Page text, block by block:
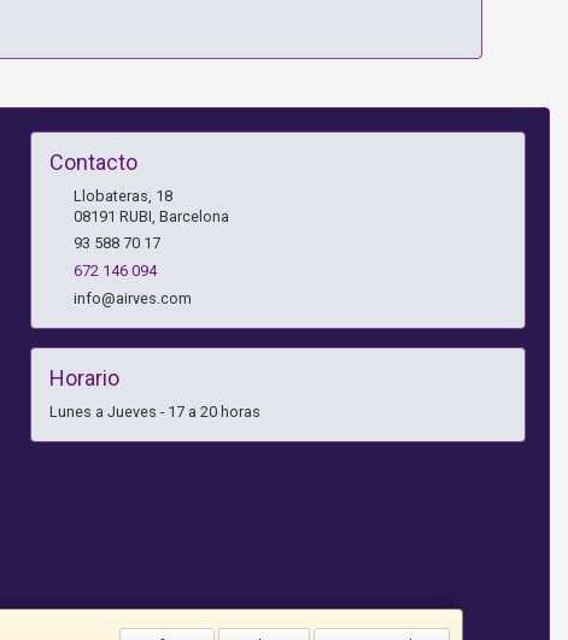
Contacto
Llobateras, 18
08191 RUBI, Barcelona
93 588 70 17
672 146 094
info@airves.com
Horario
Lunes a Jueves - 17 a 20 horas